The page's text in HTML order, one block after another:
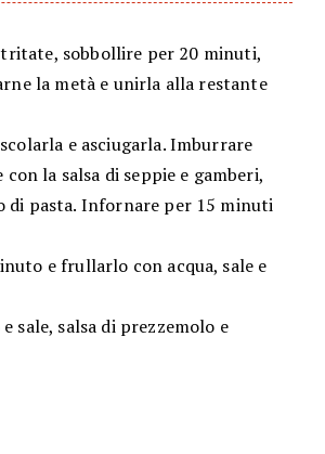
tritate, sobbollire per 20 minuti,
la metà e unirla alla restante
e asciugarla. Imburrare
la salsa di seppie e gamberi,
pasta. Infornare per 15 minuti
e frullarlo con acqua, sale e
sale, salsa di prezzemolo e